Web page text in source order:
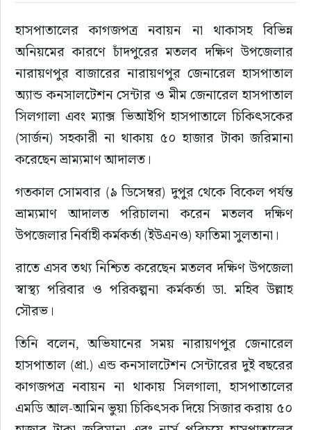
রাজনীতি
নির্বাচন
আলোচিত সংবাদ
ই-পেপার
হাসপাতালের কাগজপত্র নবায়ন না থাকাসহ বিভিন্ন
অনিয়মের কারণে চাঁদপুরের মতলব দক্ষিণ উপজেলার
নারায়ণপুর বাজারের নারায়ণপুর জেনারেল হাসপাতাল
অ্যান্ড কনসালটেশন সেন্টার ও মীম জেনারেল হাসপাতাল
সিলগালা এবং ম্যাক্স ভিআইপি হাসপাতালে চিকিৎসকের
(সার্জন) সহকারী না থাকায় ৫০ হাজার টাকা জরিমানা
করেছেন ভ্রাম্যমাণ আদালত।
গতকাল সোমবার (৯ ডিসেম্বর) দুপুর থেকে বিকেল পর্যন্ত
ভ্রাম্যমাণ আদালত পরিচালনা করেন মতলব দক্ষিণ
উপজেলার নির্বাহী কর্মকর্তা (ইউএনও) ফাতিমা সুলতানা।
রাতে এসব তথ্য নিশ্চিত করেছেন মতলব দক্ষিণ উপজেলা
স্বাস্থ্য পরিবার ও পরিকল্পনা কর্মকর্তা ডা. মহিব উল্লাহ
সৌরভ।
তিনি বলেন, অভিযানের সময় নারায়ণপুর জেনারেল
হাসপাতাল (প্রা.) এন্ড কনসালটেশন সেন্টারের দুই বছরের
কাগজপত্র নবায়ন না থাকায় সিলগালা, হাসপাতালের
এমডি আল-আমিন ভুয়া চিকিৎসক দিয়ে সিজার করায় ৫০